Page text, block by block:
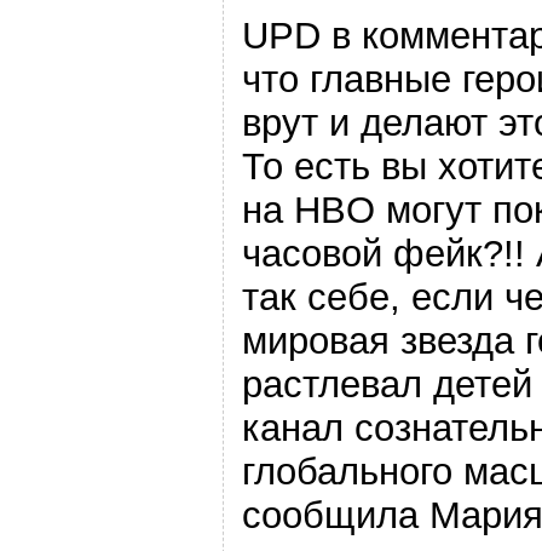
UPD в
что главные
врут и делают
То есть вы
на HBO могут
часовой фейк?!!
так себе, если
мировая звезда
растлевал
канал
глобального
сообщила